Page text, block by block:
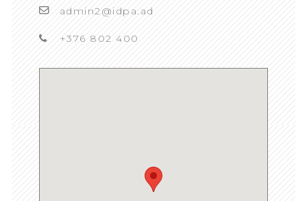
admin2@idpa.ad
+376 802 400